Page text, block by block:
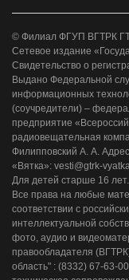
© Филиал ФГУП ВГТРК
Сетевое издание
Свидетельство о
Выдано Федеральной
информационных
(соучредители) –
предприятие
радиовещательная
Филипповский А. А.
«Вятка»: vesti@gtrk-
Для детей старше 16 лет.
Все права на любые
соответствии с
интеллектуальной
фото, аудио и
правообладателя
область" : (8332) 67-63-